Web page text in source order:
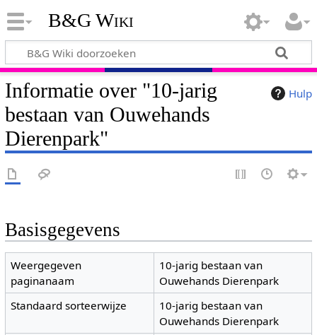
B&G Wiki
Hulp
Informatie over "10-jarig
bestaan van Ouwehands
Dierenpark"
Basisgegevens
Weergegeven
paginanaam
10-jarig bestaan van
Ouwehands Dierenpark
Standaard sorteerwijze
10-jarig bestaan van
Ouwehands Dierenpark